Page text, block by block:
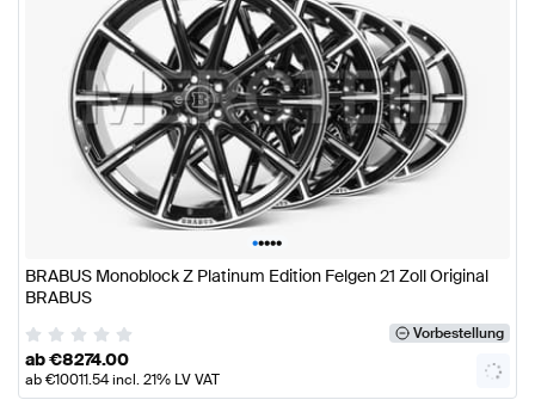
•••••
BRABUS Monoblock Z Platinum Edition Felgen 21 Zoll Original
BRABUS
Vorbestellung
ab€8274.00
ab€10011.54incl. 21% LV VAT